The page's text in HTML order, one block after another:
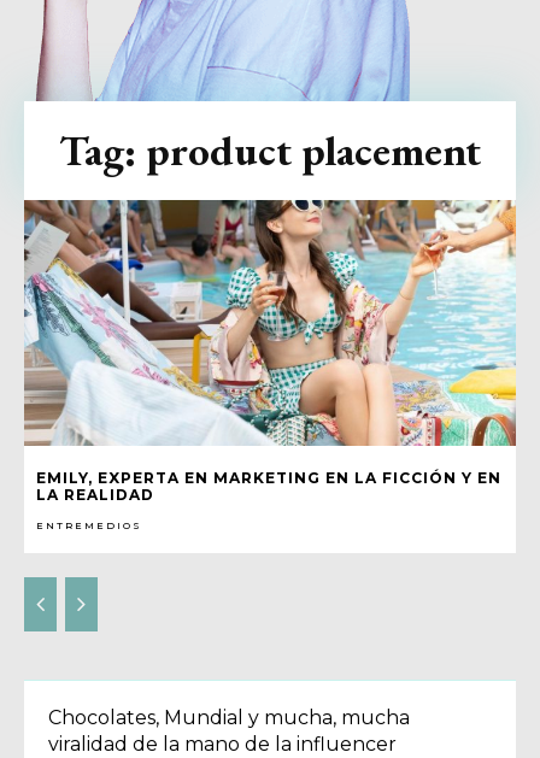
EMILY, EXPERTA EN MARKETING EN LA FICCIÓN Y EN
LA REALIDAD
ENTREMEDIOS
Tag: product placement
Chocolates, Mundial y mucha, mucha
viralidad de la mano de la influencer